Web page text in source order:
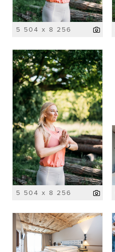
5 504 x 8 256
5 504 x 8 256